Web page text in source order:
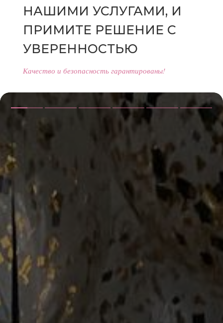
НАШИМИ УСЛУГАМИ, И
ПРИМИТЕ РЕШЕНИЕ С
УВЕРЕННОСТЬЮ
Качество и безопасность гарантированы!